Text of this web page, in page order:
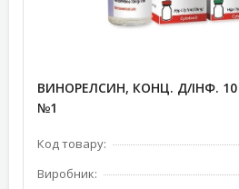
ВИНОРЕЛСИН, КОНЦ. Д/ІНФ.
№1
Код товару:
Виробник: